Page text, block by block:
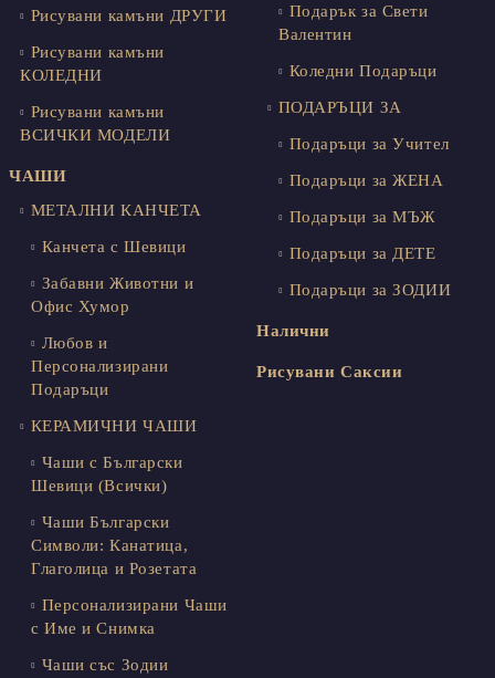
Рисувани камъни ДРУГИ
Рисувани камъни
КОЛЕДНИ
Рисувани камъни
ВСИЧКИ МОДЕЛИ
ЧАШИ
МЕТАЛНИ КАНЧЕТА
Канчета с Шевици
Забавни Животни и
Офис Хумор
Любов и
Персонализирани
Подаръци
КЕРАМИЧНИ ЧАШИ
Чаши с Български
Шевици (Всички)
Чаши Български
Символи: Канатица,
Глаголица и Розетата
Персонализирани Чаши
с Име и Снимка
Чаши със Зодии
Подарък за Свети
Валентин
Коледни Подаръци
ПОДАРЪЦИ ЗА
Подаръци за Учител
Подаръци за ЖЕНА
Подаръци за МЪЖ
Подаръци за ДЕТЕ
Подаръци за ЗОДИИ
Налични
Рисувани Саксии